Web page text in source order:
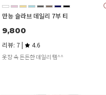
만능 슬라브 데일리 7부 티
9,800
리뷰: 7 | 4.6
옷장 속 든든한 데일리 템^^